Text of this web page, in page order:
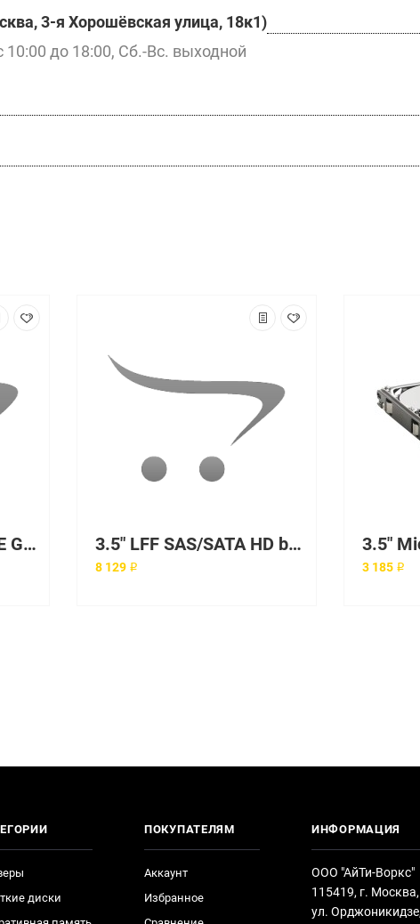
3-я Хорошёвская улица, 18к1)
до 18:00, Сб.-Вс. выходной
3.5" LFF 2 Bay DL320E G8 V2 /Cage 3.5" LFF SAS/SATA HD backplane 8-bays board
8 129 ₽ 3 185 ₽
диски
ПОКУПАТЕЛЯМ
Аккаунт
Избранное
ИНФОРМАЦИЯ
ООО "АйТи-Воркс"
115419, г. Москва,
ул. Орджоникидзе,